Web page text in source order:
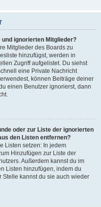
und ignorierten Mitglieder?
Mitglieder des Boards zu
hinzufügst, werden in
Zugriff aufgelistet. Du siehst
eine Private Nachricht
können Beiträge deiner
einen Benutzer ignorierst, dann
oder zur Liste der ignorierten
den Listen entfernen?
Listen setzen: In jedem
Hinzufügen zur Liste der
Außerdem kannst du im
Listen hinzufügen, indem du
Stelle kannst du sie auch wieder